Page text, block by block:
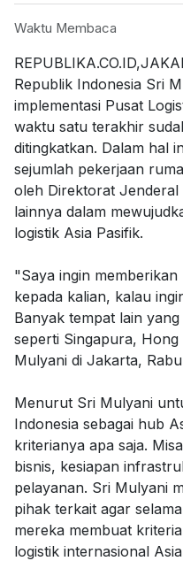
Waktu Membaca
Republik Indonesia Sri
implementasi Pusat
waktu satu terakhir
ditingkatkan. Dalam hal
sejumlah pekerjaan
oleh Direktorat Jenderal
lainnya dalam
logistik Asia Pasifik.
"Saya ingin
kepada kalian, kalau
Banyak tempat lain
seperti Singapura,
Mulyani di Jakarta,
Menurut Sri Mulyani
Indonesia sebagai hub
kriterianya apa saja.
bisnis, kesiapan
pelayanan. Sri Mulyani
pihak terkait agar
mereka membuat
logistik internasional